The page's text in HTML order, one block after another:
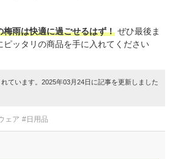
雨は快適に過ごせるはず！ ぜひ最後ま
ピッタリの商品を手に入れてください
ています。2025年03月24日に記事を更新しました
ェア #日用品